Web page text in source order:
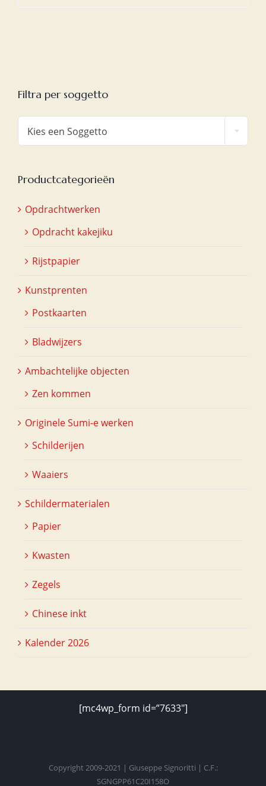
Filtra per soggetto
Kies een Soggetto
Productcategorieën
Opdrachtwerken
Opdracht kakejiku
Rijstpapier
Kunstprenten
Postkaarten
Bladwijzers
Ambachtelijke objecten
Zen kommen
Originele Sumi-e werken
Schilderijen
Waaiers
Schildermaterialen
Papier
Kwasten
Zegels
Chinese inkt
Kalender 2026
[mc4wp_form id=”7633″]
Copyright 2009-2021 | Giuseppe Signoritti | C.F.:
SGNGPP61C20I158O